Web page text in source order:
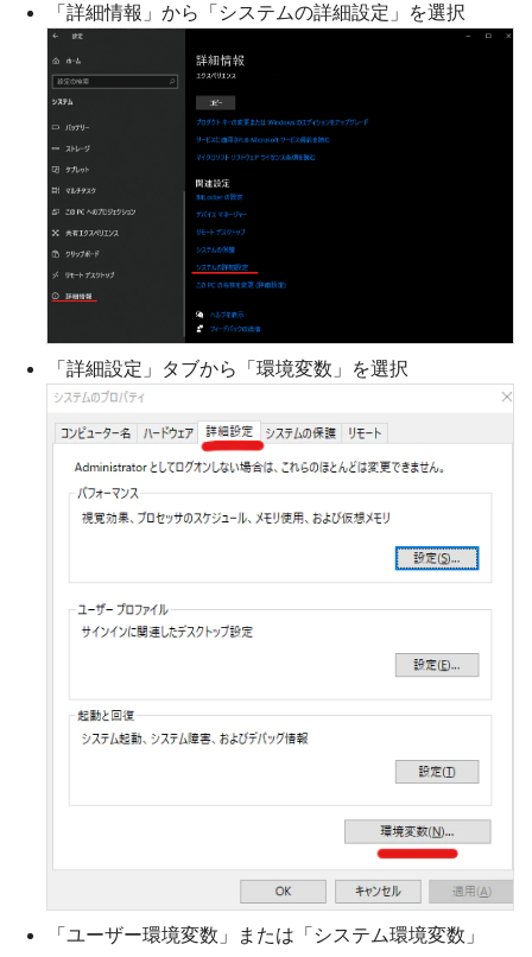
「詳細情報」から「システムの詳細設定」を選択
「詳細設定」タブから「環境変数」を選択
「ユーザー環境変数」または「システム環境変数」